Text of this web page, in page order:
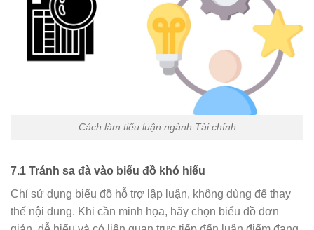
Cách làm tiểu luận ngành Tài chính
7.1 Tránh sa đà vào biểu đồ khó hiểu
Chỉ sử dụng biểu đồ hỗ trợ lập luận, không dùng để thay
thế nội dung. Khi cần minh họa, hãy chọn biểu đồ đơn